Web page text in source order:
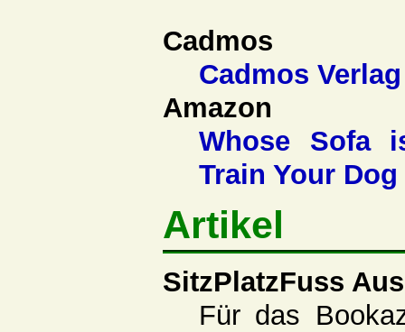
Cadmos
Cadmos Verlag
Amazon
Whose Sofa
Train Your
Artikel
SitzPlatzFuss
Für das